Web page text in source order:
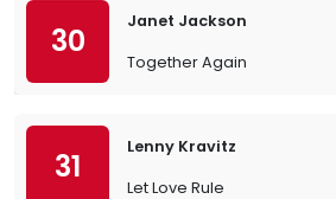
30
Janet Jackson
Together Again
31
Lenny Kravitz
Let Love Rule